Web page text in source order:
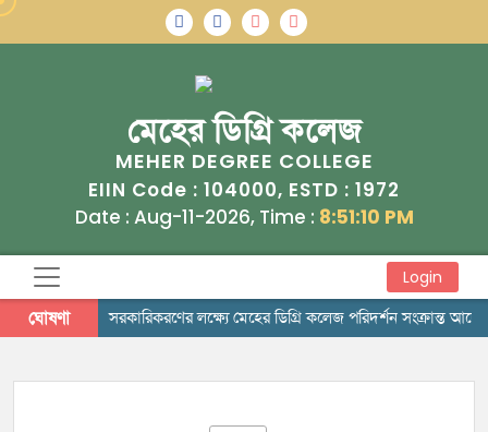
মেহের ডিগ্রি কলেজ
MEHER DEGREE COLLEGE
EIIN Code : 104000, ESTD : 1972
Date : Aug-11-2026, Time : 8:51:10 PM
Login
ঘোষণা সরকারিকরণের লক্ষ্যে মেহের ডিগ্রি কলেজ পরিদর্শন সংক্রান্ত